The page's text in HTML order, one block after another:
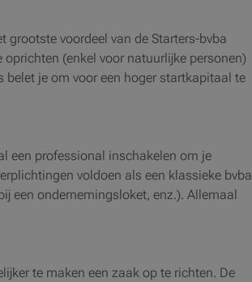
voordeel van de Starters-bvba
(enkel voor natuurlijke personen)
je om voor een hoger startkapitaal te
een professional inschakelen om je
voldoen als een klassieke bvba
een ondernemingsloket, enz.). Allemaal
te maken een zaak op te richten. De